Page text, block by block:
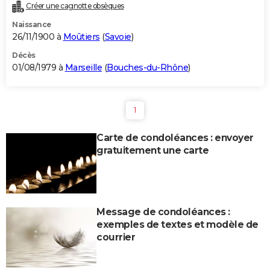
Créer une cagnotte obsèques
Naissance
26/11/1900 à Moûtiers (Savoie)
Décès
01/08/1979 à Marseille (Bouches-du-Rhône)
1
Carte de condoléances : envoyer
gratuitement une carte
Message de condoléances :
exemples de textes et modèle de
courrier